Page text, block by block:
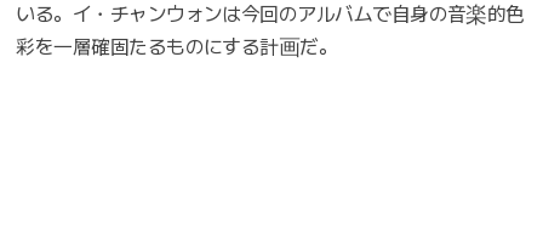
いる。イ・チャンウォンは今回のアルバムで自身の音楽的色
彩を一層確固たるものにする計画だ。